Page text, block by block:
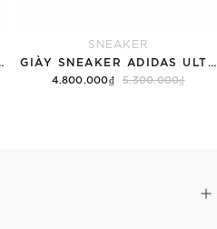
SNEAKER
4.800.000₫ 5.300.000₫